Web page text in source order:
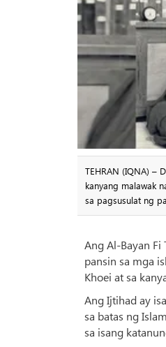
TEHRAN (IQNA) –
kanyang malawak
sa pagsusulat ng
Ang Al-Bayan Fi
pansin sa mga
Khoei at sa
Ang Ijtihad ay
sa batas ng
sa isang